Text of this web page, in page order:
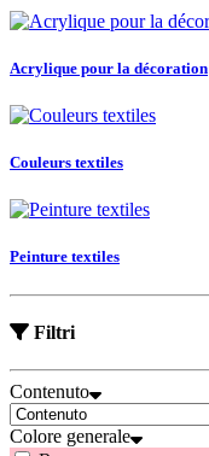
Acrylique pour la décoration
Couleurs textiles
Peinture textiles
Filtri
Contenuto
Colore generale